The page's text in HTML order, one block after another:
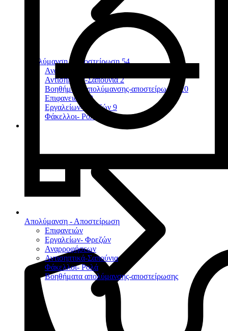
Απολύμανση - Αποστείρωση
Επιφανειών
Εργαλείων- Φρεζών
Αναρροφήσεων
Αντισηπτικά-Σαπούνια
Φάκελλοι- Ρολά
Βοηθήματα απολύμανσης-αποστείρωσης
Απολύμανση - Αποστείρωση 54
Αναρροφήσεων
Αντισηπτικά-Σαπούνια 2
Βοηθήματα απολύμανσης-αποστείρωσης
20
Επιφανειών
10
Εργαλείων- Φρεζών 9
Φάκελλοι- Ρολά